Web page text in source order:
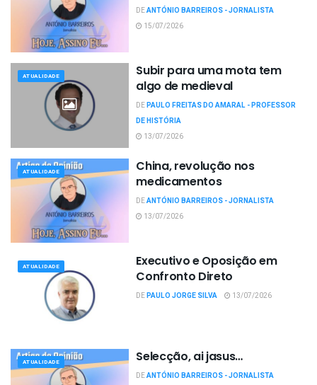
DEANTÓNIO BARREIROS - JORNALISTA
15/07/2026
ATUALIDADE
Subir para uma mota tem
algo de medieval
DEPAULO FREITAS DO AMARAL - PROFESSOR
DE HISTÓRIA
13/07/2026
ATUALIDADE
China, revolução nos
medicamentos
DEANTÓNIO BARREIROS - JORNALISTA
13/07/2026
ATUALIDADE
Executivo e Oposição em
Confronto Direto
DEPAULO JORGE SILVA 13/07/2026
ATUALIDADE Selecção, ai jasus…
DEANTÓNIO BARREIROS - JORNALISTA